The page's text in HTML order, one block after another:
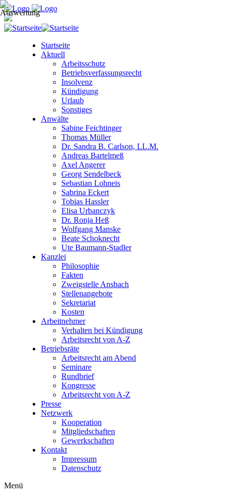
Startseite
Aktuell
Arbeitsschutz
Betriebsverfassungsrecht
Insolvenz
Kündigung
Urlaub
Sonstiges
Anwälte
Sabine Feichtinger
Thomas Müller
Dr. Sandra B. Carlson, LL.M.
Andreas Bartelmeß
Axel Angerer
Georg Sendelbeck
Sebastian Lohneis
Sabrina Eckert
Tobias Hassler
Elisa Urbanczyk
Dr. Ronja Heß
Wolfgang Manske
Beate Schoknecht
Ute Baumann-Stadler
Kanzlei
Philosophie
Fakten
Zweigstelle Ansbach
Stellenangebote
Sekretariat
Kosten
Arbeitnehmer
Verhalten bei Kündigung
Arbeitsrecht von A-Z
Betriebsräte
Arbeitsrecht am Abend
Seminare
Rundbrief
Kongresse
Arbeitsrecht von A-Z
Presse
Netzwerk
Kooperation
Mitgliedschaften
Gewerkschaften
Kontakt
Impressum
Datenschutz
Menü